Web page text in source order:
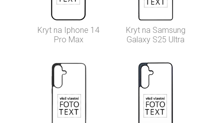
Kryt na Iphone 14
Pro Max
Kryt na Samsung
Galaxy S25 Ultra